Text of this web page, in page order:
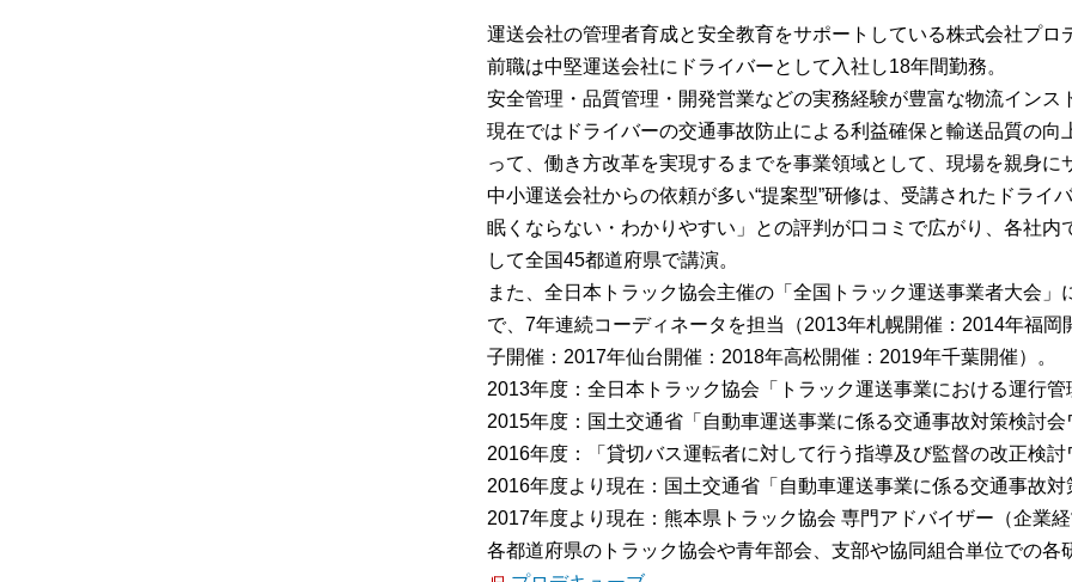
運送会社の管理者育成と安全教育をサポートしている株式会社プロ
前職は中堅運送会社にドライバーとして入社し18年間勤務。
安全管理・品質管理・開発営業などの実務経験が豊富な物流インス
現在ではドライバーの交通事故防止による利益確保と輸送品質の向
って、働き方改革を実現するまでを事業領域として、現場を親身に
中小運送会社からの依頼が多い“提案型”研修は、受講されたドライ
眠くならない・わかりやすい」との評判が口コミで広がり、各社内
して全国45都道府県で講演。
また、全日本トラック協会主催の「全国トラック運送事業者大会
で、7年連続コーディネータを担当（2013年札幌開催：2014年福
子開催：2017年仙台開催：2018年高松開催：2019年千葉開催）。
2013年度：全日本トラック協会「トラック運送事業における運行
2015年度：国土交通省「自動車運送事業に係る交通事故対策検討
2016年度：「貸切バス運転者に対して行う指導及び監督の改正検
2016年度より現在：国土交通省「自動車運送事業に係る交通事故対
2017年度より現在：熊本県トラック協会 専門アドバイザー（企業経
各都道府県のトラック協会や青年部会、支部や協同組合単位での各